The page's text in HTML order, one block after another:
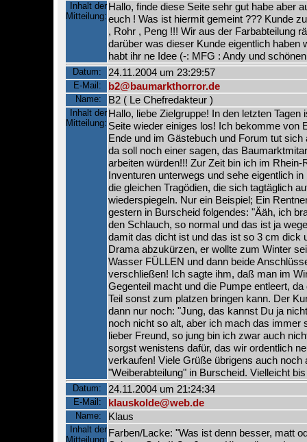
Inhalt der
Mitteilung:
Hallo, finde diese Seite sehr gut habe aber
euch ! Was ist hiermit gemeint ??? Kunde
, Rohr , Peng !!! Wir aus der Farbabteilung
darüber was dieser Kunde eigentlich haben
habt ihr ne Idee (-: MFG : Andy und
Datum: 24.11.2004 um 23:29:57
E-Mail: b2@baumarkthorror.de
Name: B2 ( Le Chefredakteur )
Inhalt der
Mitteilung:
Hallo, liebe Zielgruppe! In den letzten Tagen
Seite wieder einiges los! Ich bekomme von
Ende und im Gästebuch und Forum tut sich
da soll noch einer sagen, das
arbeiten würden!!! Zur Zeit bin ich im Rhein-
Inventuren unterwegs und sehe eigentlich
die gleichen Tragödien, die sich tagtäglich
wiederspiegeln. Nur ein Beispiel; Ein
gestern in Burscheid folgendes: "Ääh, ich
den Schlauch, so normal und das ist ja
damit das dicht ist und das ist so 3 cm dick
Drama abzukürzen, er wollte zum Winter
Wasser FÜLLEN und dann beide
verschließen! Ich sagte ihm, daß man im
Gegenteil macht und die Pumpe entleert,
Teil sonst zum platzen bringen kann. Der
dann nur noch: "Jung, das kannst Du ja
noch nicht so alt, aber ich mach das immer
lieber Freund, so jung bin ich zwar auch
sorgst wenistens dafür, das wir ordentlich
verkaufen! Viele Grüße übrigens auch noch
"Weiberabteilung" in Burscheid. Vielleicht
Datum: 24.11.2004 um 21:24:34
E-Mail: klauskolde@web.de
Name: Klaus
Inhalt der
Mitteilung:
Farben/Lacke: "Was ist denn besser, matt